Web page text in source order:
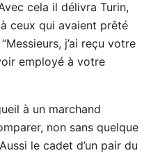
cela il délivra Turin,
ceux qui avaient prêté
j’ai reçu votre
employé à votre
à un marchand
non sans quelque
le cadet d’un pair du